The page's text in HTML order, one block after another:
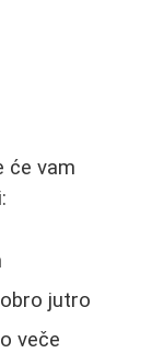
će vam
jutro
veče